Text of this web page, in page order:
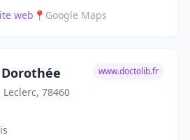
web 📍 Google Maps
78460
www.doctolib.fr